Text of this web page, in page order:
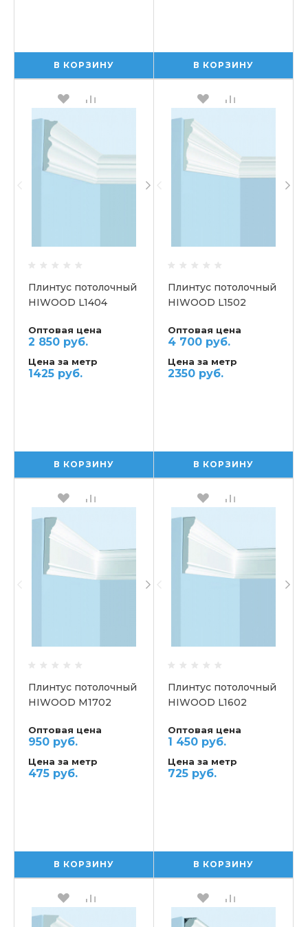
В КОРЗИНУ В КОРЗИНУ
Плинтус потолочный
HIWOOD L1404
Оптовая цена
2 850 руб.
Цена за метр
1425 руб.
В КОРЗИНУ
Плинтус потолочный
HIWOOD L1502
Оптовая цена
4 700 руб.
Цена за метр
2350 руб.
В КОРЗИНУ
Плинтус потолочный
HIWOOD M1702
Оптовая цена
950 руб.
Цена за метр
475 руб.
В КОРЗИНУ
Плинтус потолочный
HIWOOD L1602
Оптовая цена
1 450 руб.
Цена за метр
725 руб.
В КОРЗИНУ